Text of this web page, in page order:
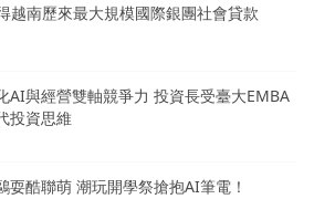
越南歷來最大規模國際銀團社會貸款
AI與經營雙軸競爭力 投資長受臺大EMBA
投資思維
耍酷聯萌 潮玩開學祭搶抱AI筆電！